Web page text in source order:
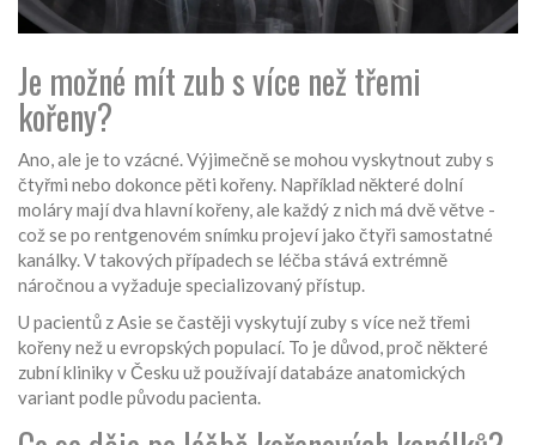
Je možné mít zub s více než třemi
kořeny?
Ano, ale je to vzácné. Výjimečně se mohou vyskytnout zuby s
čtyřmi nebo dokonce pěti kořeny. Například některé dolní
moláry mají dva hlavní kořeny, ale každý z nich má dvě větve -
což se po rentgenovém snímku projeví jako čtyři samostatné
kanálky. V takových případech se léčba stává extrémně
náročnou a vyžaduje specializovaný přístup.
U pacientů z Asie se častěji vyskytují zuby s více než třemi
kořeny než u evropských populací. To je důvod, proč některé
zubní kliniky v Česku už používají databáze anatomických
variant podle původu pacienta.